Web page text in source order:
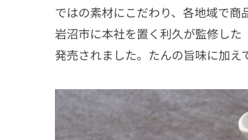
ではの素材にこだわり、各地域で商
岩沼市に本社を置く利久が監修した
発売されました。たんの旨味に加え